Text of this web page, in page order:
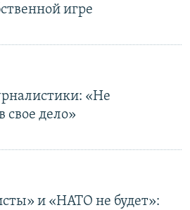
игре
«Не
свое дело»
и «НАТО не будет»: